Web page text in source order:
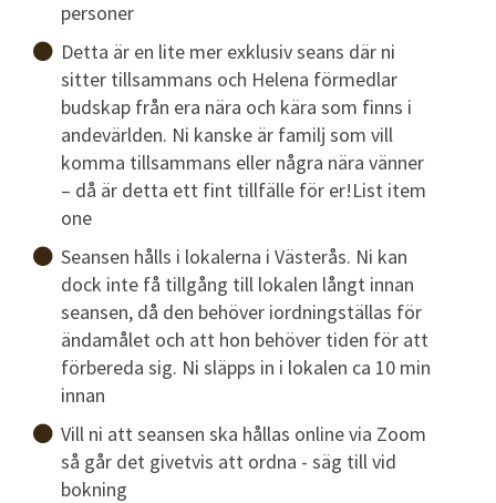
personer
Detta är en lite mer exklusiv seans där ni
sitter tillsammans och Helena förmedlar
budskap från era nära och kära som finns i
andevärlden. Ni kanske är familj som vill
komma tillsammans eller några nära vänner
– då är detta ett fint tillfälle för er!List item
one
Seansen hålls i lokalerna i Västerås. Ni kan
dock inte få tillgång till lokalen långt innan
seansen, då den behöver iordningställas för
ändamålet och att hon behöver tiden för att
förbereda sig. Ni släpps in i lokalen ca 10 min
innan
Vill ni att seansen ska hållas online via Zoom
så går det givetvis att ordna - säg till vid
bokning